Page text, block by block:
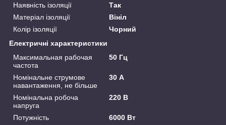
Наявність ізоляції
Так
Матеріал ізоляції
Вініл
Колір ізоляції
Чорний
Електричні характеристики
Максимальная рабочая
частота
50 Гц
Номінальне струмове
навантаження, не більше
30 А
Номінальна робоча
напруга
220 В
Потужність 6000 Вт